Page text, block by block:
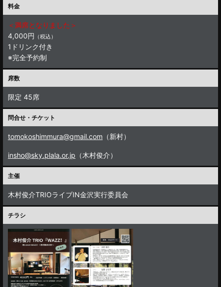
料金
＜満席となりました＞
4,000円 （税込）
1ドリンク付き
※完全予約制
席数
限定 45席
問合せ・チケット
tomokoshimmura@gmail.com （新村）
insho@sky.plala.or.jp （木村俊介）
主催
木村俊介TRIOライブIN金沢実行委員会
チラシ